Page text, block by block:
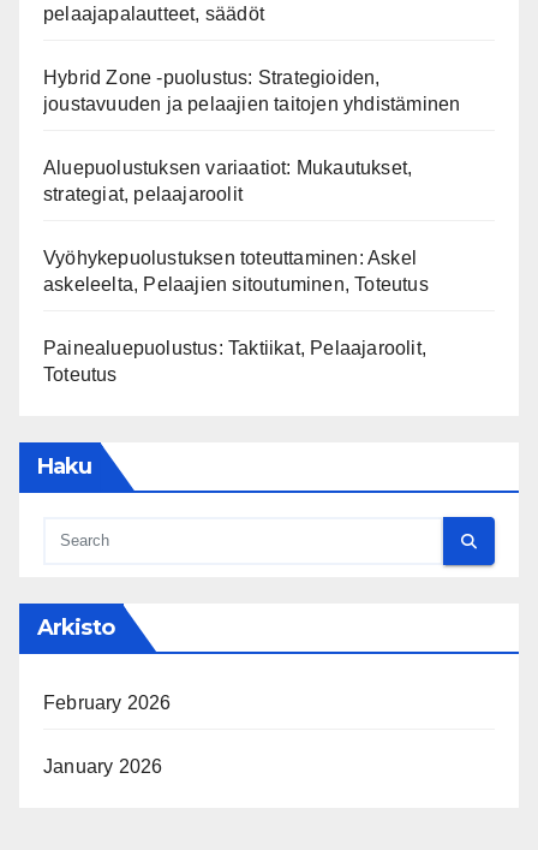
pelaajapalautteet, säädöt
Hybrid Zone -puolustus: Strategioiden,
joustavuuden ja pelaajien taitojen yhdistäminen
Aluepuolustuksen variaatiot: Mukautukset,
strategiat, pelaajaroolit
Vyöhykepuolustuksen toteuttaminen: Askel
askeleelta, Pelaajien sitoutuminen, Toteutus
Painealuepuolustus: Taktiikat, Pelaajaroolit,
Toteutus
Haku
Arkisto
February 2026
January 2026